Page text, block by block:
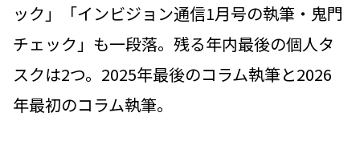
ック」「インビジョン通信1月号の執筆・鬼門
チェック」も一段落。残る年内最後の個人タ
スクは2つ。2025年最後のコラム執筆と2026
年最初のコラム執筆。